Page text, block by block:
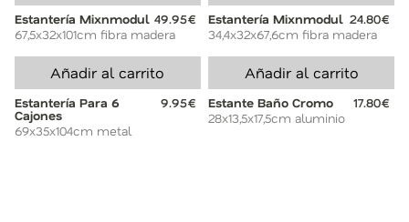
Estantería Mixnmodul 49.95€
67,5x32x101cm fibra madera
Estantería Mixnmodul 24.80€
34,4x32x67,6cm fibra madera
Añadir al carrito
Estantería Para 6
Cajones
9.95€
69x35x104cm metal
Añadir al carrito
Estante Baño Cromo
17.80€
28x13,5x17,5cm aluminio